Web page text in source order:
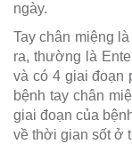
ngày.
Tay chân miệng
ra, thường là
và có 4 giai đoạn
bệnh tay chân
giai đoạn của
về thời gian sốt ở